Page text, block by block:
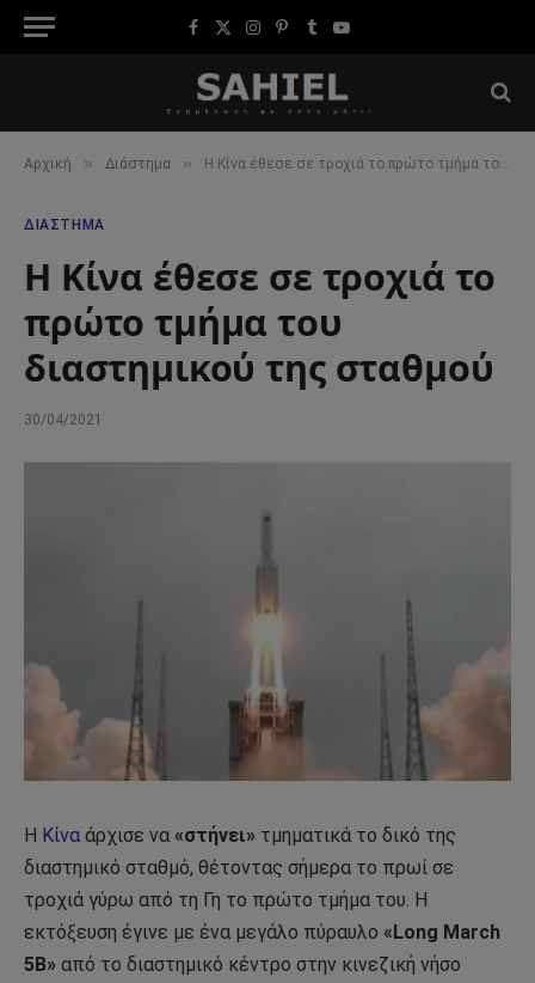
Facebook
X
Instagram
Pinterest
TumblrYouTube
Αρχική » Διάστημα » Η Κίνα έθεσε σε τροχιά το πρώτο τμήμα του διαστημικού της σταθμού
ΔΙΆΣΤΗΜΑ
Η Κίνα έθεσε σε τροχιά το
πρώτο τμήμα του
διαστημικού της σταθμού
30/04/2021
Η Κίνα άρχισε να «στήνει» τμηματικά το δικό της
διαστημικό σταθμό, θέτοντας σήμερα το πρωί σε
τροχιά γύρω από τη Γη το πρώτο τμήμα του. Η
εκτόξευση έγινε με ένα μεγάλο πύραυλο «Long March
5B» από το διαστημικό κέντρο στην κινεζική νήσο